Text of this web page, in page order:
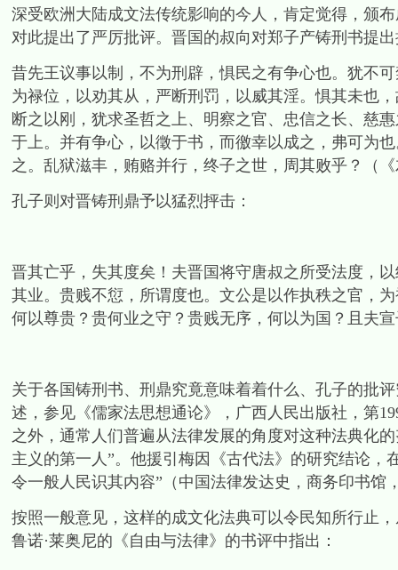
深受欧洲大陆成文法传统影响的今人，肯定觉得，颁
对此提出了严厉批评。晋国的叔向对郑子产铸刑书提
昔先王议事以制，不为刑辟，惧民之有争心也。犹不
为禄位，以劝其从，严断刑罚，以威其淫。惧其未也
断之以刚，犹求圣哲之上、明察之官、忠信之长、慈
于上。并有争心，以徵于书，而徼幸以成之，弗可为
之。乱狱滋丰，贿赂并行，终子之世，周其败乎？（
孔子则对晋铸刑鼎予以猛烈抨击：
晋其亡乎，失其度矣！夫晋国将守唐叔之所受法度，
其业。贵贱不愆，所谓度也。文公是以作执秩之官，
何以尊贵？贵何业之守？贵贱无序，何以为国？且夫
关于各国铸刑书、刑鼎究竟意味着着什么、孔子的批
述，参见《儒家法思想通论》，广西人民出版社，第
之外，通常人们普遍从法律发展的角度对这种法典化
主义的第一人”。他援引梅因《古代法》的研究结论
令一般人民识其内容”（中国法律发达史，商务印书馆
按照一般意见，这样的成文化法典可以令民知所行止
鲁诺·莱奥尼的《自由与法律》的书评中指出：